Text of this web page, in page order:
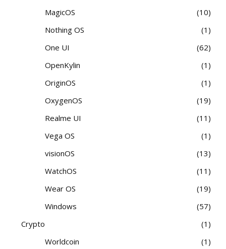
MagicOS
10
Nothing OS
1
One UI
62
OpenKylin
1
OriginOS
1
OxygenOS
19
Realme UI
11
Vega OS
1
visionOS
13
WatchOS
11
Wear OS
19
Windows
57
Crypto
1
Worldcoin
1